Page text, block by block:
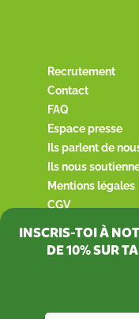
Recrutement
Contact
FAQ
Espace presse
Ils parlent de
Ils nous
Mentions légales
CGV
INSCRIS-TOI À
DE10%SUR